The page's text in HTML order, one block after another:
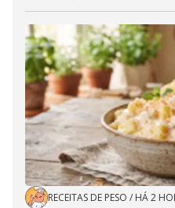
RECEITAS DE PESO / HÁ 2